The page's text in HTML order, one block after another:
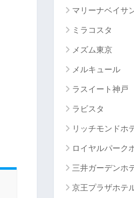
マリーナベイサ
ミラコスタ
メズム東京
メルキュール
ラスイート神戸
ラビスタ
リッチモンドホ
ロイヤルパーク
三井ガーデンホ
京王プラザホテ